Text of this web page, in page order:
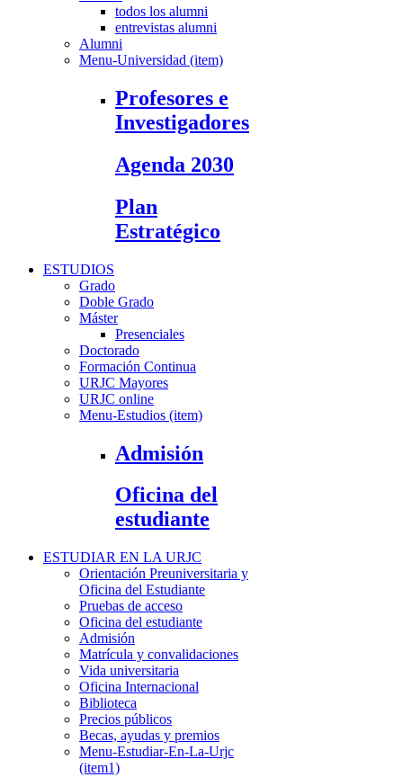
todos los alumni
entrevistas alumni
Alumni
Menu-Universidad (item)
Profesores e
Investigadores
Agenda 2030
Plan
Estratégico
ESTUDIOS
Grado
Doble Grado
Máster
Presenciales
Doctorado
Formación Continua
URJC Mayores
URJC online
Menu-Estudios (item)
Admisión
Oficina del
estudiante
ESTUDIAR EN LA URJC
Orientación Preuniversitaria y
Oficina del Estudiante
Pruebas de acceso
Oficina del estudiante
Admisión
Matrícula y convalidaciones
Vida universitaria
Oficina Internacional
Biblioteca
Precios públicos
Becas, ayudas y premios
Menu-Estudiar-En-La-Urjc
(item1)